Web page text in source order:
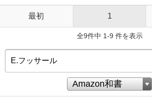
最初 1
全9件中 1-9 件を表示